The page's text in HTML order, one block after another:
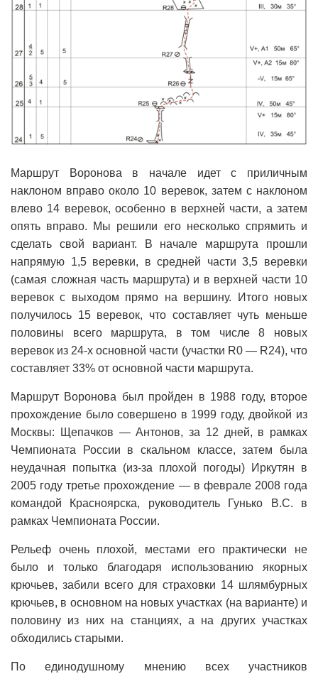
Маршрут Воронова в начале идет с приличным
наклоном вправо около 10 веревок, затем с наклоном
влево 14 веревок, особенно в верхней части, а затем
опять вправо. Мы решили его несколько спрямить и
сделать свой вариант. В начале маршрута прошли
напрямую 1,5 веревки, в средней части 3,5 веревки
(самая сложная часть маршрута) и в верхней части 10
веревок с выходом прямо на вершину. Итого новых
получилось 15 веревок, что составляет чуть меньше
половины всего маршрута, в том числе 8 новых
веревок из 24-х основной части (участки R0 — R24), что
составляет 33% от основной части маршрута.
Маршрут Воронова был пройден в 1988 году, второе
прохождение было совершено в 1999 году, двойкой из
Москвы: Щепачков — Антонов, за 12 дней, в рамках
Чемпионата России в скальном классе, затем была
неудачная попытка (из-за плохой погоды) Иркутян в
2005 году третье прохождение — в феврале 2008 года
командой Красноярска, руководитель Гунько В.С. в
рамках Чемпионата России.
Рельеф очень плохой, местами его практически не
было и только благодаря использованию якорных
крючьев, забили всего для страховки 14 шлямбурных
крючьев, в основном на новых участках (на варианте) и
половину из них на станциях, а на других участках
обходились старыми.
По единодушному мнению всех участников